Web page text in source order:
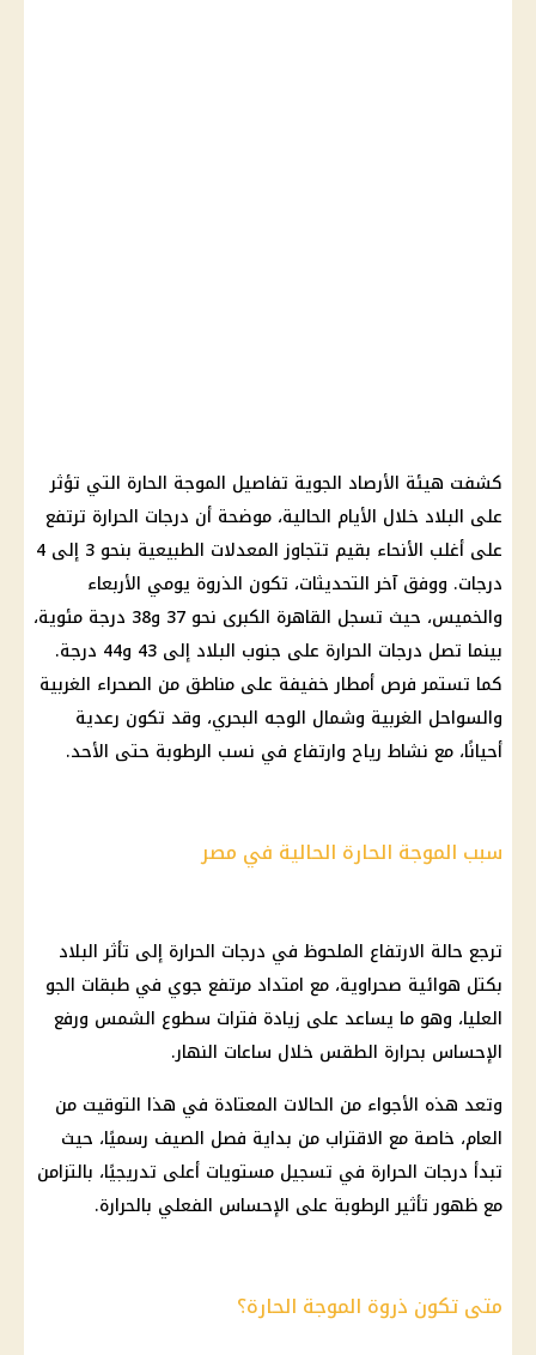
كشفت هيئة الأرصاد الجوية تفاصيل الموجة الحارة التي تؤثر
على البلاد خلال الأيام الحالية، موضحة أن درجات الحرارة ترتفع
على أغلب الأنحاء بقيم تتجاوز المعدلات الطبيعية بنحو 3 إلى 4
درجات. ووفق آخر التحديثات، تكون الذروة يومي الأربعاء
والخميس، حيث تسجل القاهرة الكبرى نحو 37 و38 درجة مئوية،
بينما تصل درجات الحرارة على جنوب البلاد إلى 43 و44 درجة.
كما تستمر فرص أمطار خفيفة على مناطق من الصحراء الغربية
والسواحل الغربية وشمال الوجه البحري، وقد تكون رعدية
أحيانًا، مع نشاط رياح وارتفاع في نسب الرطوبة حتى الأحد.
سبب الموجة الحارة الحالية في مصر
ترجع حالة الارتفاع الملحوظ في درجات الحرارة إلى تأثر البلاد
بكتل هوائية صحراوية، مع امتداد مرتفع جوي في طبقات الجو
العليا، وهو ما يساعد على زيادة فترات سطوع الشمس ورفع
الإحساس بحرارة الطقس خلال ساعات النهار.
وتعد هذه الأجواء من الحالات المعتادة في هذا التوقيت من
العام، خاصة مع الاقتراب من بداية فصل الصيف رسميًا، حيث
تبدأ درجات الحرارة في تسجيل مستويات أعلى تدريجيًا، بالتزامن
مع ظهور تأثير الرطوبة على الإحساس الفعلي بالحرارة.
متى تكون ذروة الموجة الحارة؟